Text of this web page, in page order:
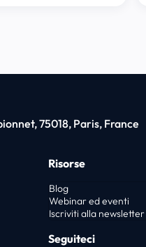
75018, Paris, France
Risorse
Blog
Webinar ed eventi
Iscriviti alla newsletter
Seguiteci